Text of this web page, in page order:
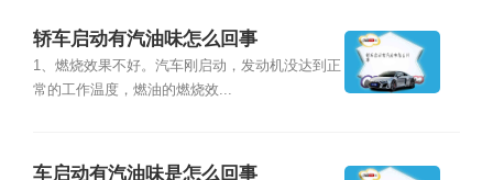
轿车启动有汽油味怎么回事
1、燃烧效果不好。汽车刚启动，发动机没达到正
常的工作温度，燃油的燃烧效...
车启动有汽油味是怎么回事